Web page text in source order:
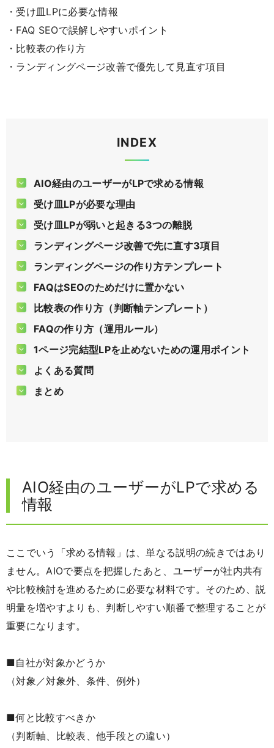
・受け皿LPに必要な情報
・FAQ SEOで誤解しやすいポイント
・比較表の作り方
・ランディングページ改善で優先して見直す項目
INDEX
AIO経由のユーザーがLPで求める情報
受け皿LPが必要な理由
受け皿LPが弱いと起きる3つの離脱
ランディングページ改善で先に直す3項目
ランディングページの作り方テンプレート
FAQはSEOのためだけに置かない
比較表の作り方（判断軸テンプレート）
FAQの作り方（運用ルール）
1ページ完結型LPを止めないための運用ポイント
よくある質問
まとめ
AIO経由のユーザーがLPで求める
情報
ここでいう「求める情報」は、単なる説明の続きではあり
ません。AIOで要点を把握したあと、ユーザーが社内共有
や比較検討を進めるために必要な材料です。そのため、説
明量を増やすよりも、判断しやすい順番で整理することが
重要になります。
■自社が対象かどうか
（対象／対象外、条件、例外）
■何と比較すべきか
（判断軸、比較表、他手段との違い）